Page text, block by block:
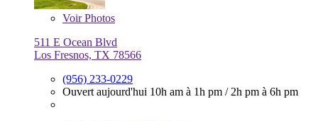
VoirPhotos
511 E Ocean Blvd
Los Fresnos, TX 78566
(956) 233-0229
Ouvert aujourd'hui 10h am à 1h pm / 2h pm à 6h pm